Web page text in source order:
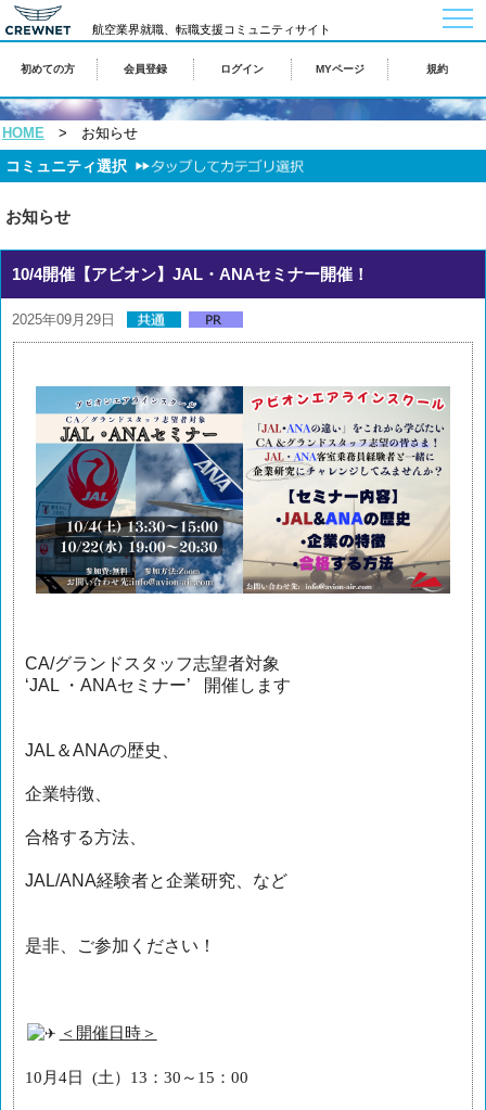
航空業界就職、転職支援コミュニティサイト
初めての方 会員登録 ログイン MYページ 規約
HOME > お知らせ
コミュニティ選択
お知らせ
10/4開催【アビオン】JAL・ANAセミナー開催！
2025年09月29日
CA/グランドスタッフ志望者対象
‘JAL ・ANAセミナー’ 開催します
JAL＆ANAの歴史、
企業特徴、
合格する方法、
JAL/ANA経験者と企業研究、など
是非、ご参加ください！
＜ 開催日時＞
10月4日 (土）13：30～15：00